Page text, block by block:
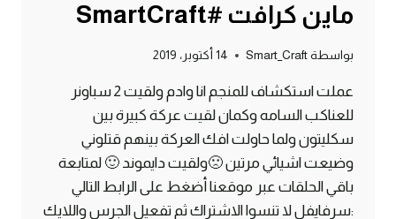
ماين كرافت #SmartCraft
بواسطة Smart_Craft 14 أكتوبر، 2019
عملت استكشاف للمنجم انا وادم ولقيت 2 سباونر
للعناكب السامه وكمان لقيت عركة كبيرة بين
سكليتون ولما حاولت افك العركة بينهم قتلوني
وضيعت اشيائي مرتين 🙁ولقيت دايموند 🙂 لمتابعة
باقي الحلقات عبر موقعنا أضغط على الرابط التالي
:سرفايفل لا تنسوا الاشتراك ثم تفعيل الجرس واللايك